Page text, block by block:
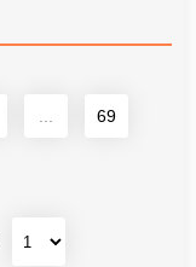
... 69